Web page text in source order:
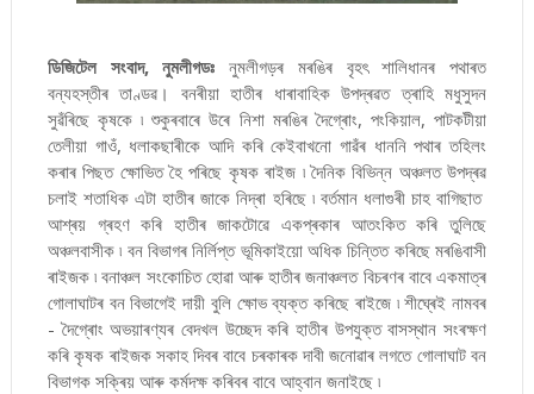
ডিজিটেল সংবাদ, নুমলীগডঃ নুমলীগড়ৰ মৰঙিৰ বৃহৎ শালিধানৰ পথাৰত
বন্যহস্তীৰ তাণ্ডৱ। বনৰীয়া হাতীৰ ধাৰাবাহিক উপদ্ৰৱত ত্ৰাহি মধুসুদন
সুৱঁৰিছে কৃষকে ৷ শুকুৰবাৰে উৰে নিশা মৰঙিৰ দৈগ্ৰোং, পংকিয়াল, পাটকটীয়া
তেলীয়া গাওঁ, ধলাকছাৰীকে আদি কৰি কেইবাখনো গাৱঁৰ ধাননি পথাৰ তহিলং
কৰাৰ পিছত ক্ষোভিত হৈ পৰিছে কৃষক ৰাইজ ৷ দৈনিক বিভিন্ন অঞ্চলত উপদ্ৰৱ
চলাই শতাধিক এটা হাতীৰ জাকে নিদ্ৰা হৰিছে ৷ বৰ্তমান ধলাগুৰী চাহ বাগিছাত
আশ্ৰয় গ্ৰহণ কৰি হাতীৰ জাকটোৱে একপ্ৰকাৰ আতংকিত কৰি তুলিছে
অঞ্চলবাসীক ৷ বন বিভাগৰ নিৰ্লিপ্ত ভূমিকাইয়ো অধিক চিন্তিত কৰিছে মৰঙিবাসী
ৰাইজক ৷ বনাঞ্চল সংকোচিত হোৱা আৰু হাতীৰ জনাঞ্চলত বিচৰণৰ বাবে একমাত্ৰ
গোলাঘাটৰ বন বিভাগেই দায়ী বুলি ক্ষোভ ব্যক্ত কৰিছে ৰাইজে ৷ শীঘ্ৰেই নামবৰ
- দৈগ্ৰোং অভয়াৰণ্যৰ বেদখল উচ্ছেদ কৰি হাতীৰ উপযুক্ত বাসস্থান সংৰক্ষণ
কৰি কৃষক ৰাইজক সকাহ দিবৰ বাবে চৰকাৰক দাবী জনোৱাৰ লগতে গোলাঘাট বন
বিভাগক সক্ৰিয় আৰু কৰ্মদক্ষ কৰিবৰ বাবে আহ্বান জনাইছে ৷